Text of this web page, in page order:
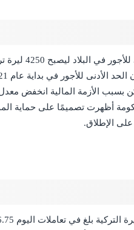
أعلن الرئيس التركي رجب طيب أردوغان
حوالي 380 دولار شهريًا. ولكن بسبب الأزمة المالية
أظهرت تصميمًا على حماية
على الإطلاق.